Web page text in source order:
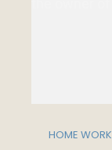
HOME